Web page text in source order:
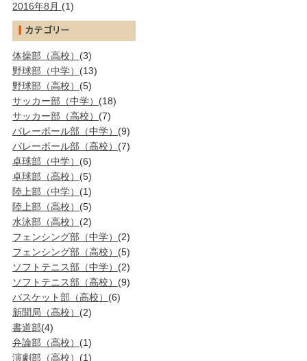
2016年8月 (1)
体操部（高校） (3)
野球部（中学） (13)
野球部（高校） (5)
サッカー部（中学） (18)
サッカー部（高校） (7)
バレーボール部（中学） (9)
バレーボール部（高校） (7)
卓球部（中学） (6)
卓球部（高校） (5)
陸上部（中学） (1)
陸上部（高校） (5)
水泳部（高校） (2)
フェンシング部（中学） (2)
フェンシング部（高校） (5)
ソフトテニス部（中学） (2)
ソフトテニス部（高校） (9)
バスケット部（高校） (6)
新聞局（高校） (2)
書道部(4)
弁論部（高校） (1)
演劇部（高校） (1)